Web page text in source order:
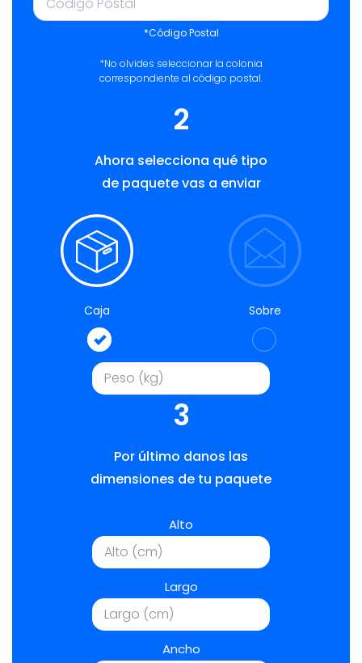
*Código Postal
*No olvides seleccionar la colonia
correspondiente al código postal.
2
Ahora selecciona qué tipo
de paquete vas a enviar
Caja Sobre
3
Por último danos las
dimensiones de tu paquete
Alto
Largo
Ancho